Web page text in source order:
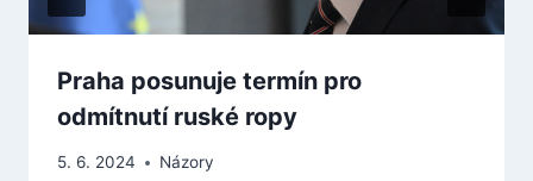
Praha posunuje termín pro
odmítnutí ruské ropy
5. 6. 2024 Názory